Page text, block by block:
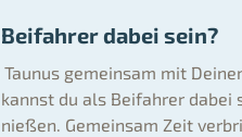
dabei sein?
gemeinsam mit
du als Beifahrer dabei
Gemeinsam Zeit